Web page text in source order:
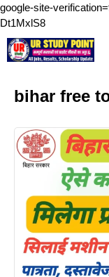
google-site-
Dt1MxlS8Skip
to
content
bihar free